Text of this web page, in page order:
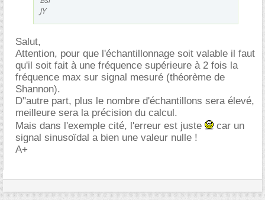
JY
Salut,
Attention, pour que l'échantillonnage soit valable il faut
qu'il soit fait à une fréquence supérieure à 2 fois la
fréquence max sur signal mesuré (théorème de
Shannon).
D"autre part, plus le nombre d'échantillons sera élevé,
meilleure sera la précision du calcul.
Mais dans l'exemple cité, l'erreur est juste
car un
signal sinusoïdal a bien une valeur nulle !
A+